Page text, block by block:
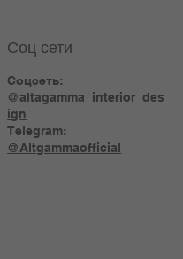
Соц сети
Соцсеть:
@altagamma_interior_des
ign
Telegram:
@Altgammaofficial